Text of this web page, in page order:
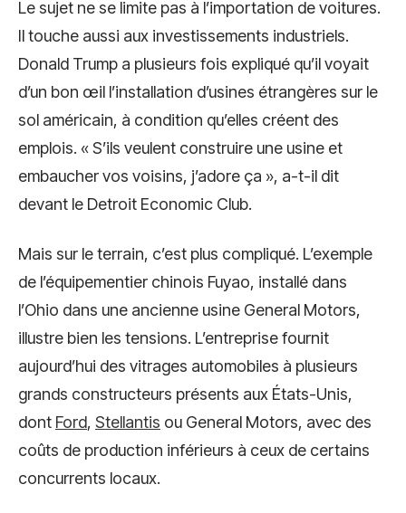
Le sujet ne se limite pas à l’importation de voitures.
Il touche aussi aux investissements industriels.
Donald Trump a plusieurs fois expliqué qu’il voyait
d’un bon œil l’installation d’usines étrangères sur le
sol américain, à condition qu’elles créent des
emplois. « S’ils veulent construire une usine et
embaucher vos voisins, j’adore ça », a-t-il dit
devant le Detroit Economic Club.
Mais sur le terrain, c’est plus compliqué. L’exemple
de l’équipementier chinois Fuyao, installé dans
l’Ohio dans une ancienne usine General Motors,
illustre bien les tensions. L’entreprise fournit
aujourd’hui des vitrages automobiles à plusieurs
grands constructeurs présents aux États-Unis,
dont Ford, Stellantis ou General Motors, avec des
coûts de production inférieurs à ceux de certains
concurrents locaux.